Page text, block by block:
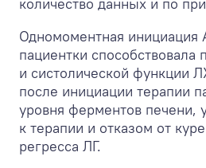
Одномоментная инициация
пациентки
и систолической функции
после инициации терапии
уровня ферментов печени,
к терапии и отказом от
регресса ЛГ.